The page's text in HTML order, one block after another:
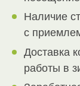
Наличие
с
Доставка
работы в